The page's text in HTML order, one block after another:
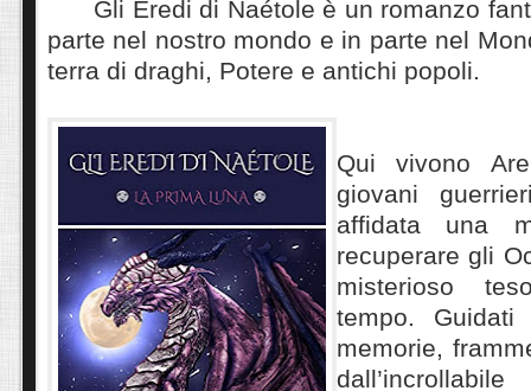
Gli Eredi di Naétole è un romanzo
parte nel nostro mondo e in parte nel
terra di draghi, Potere e antichi popoli.
Qui vivono
giovani
affidata una
recuperare gli
misterioso
tempo.
memorie,